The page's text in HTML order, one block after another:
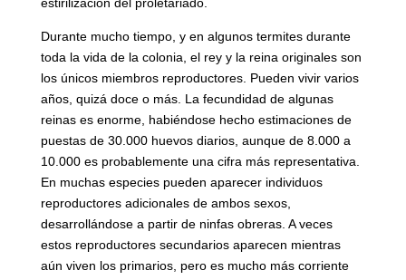
estirilización del proletariado.
Durante mucho tiempo, y en algunos termites durante
toda la vida de la colonia, el rey y la reina originales son
los únicos miembros reproductores. Pueden vivir varios
años, quizá doce o más. La fecundidad de algunas
reinas es enorme, habiéndose hecho estimaciones de
puestas de 30.000 huevos diarios, aunque de 8.000 a
10.000 es probablemente una cifra más representativa.
En muchas especies pueden aparecer individuos
reproductores adicionales de ambos sexos,
desarrollándose a partir de ninfas obreras. A veces
estos reproductores secundarios aparecen mientras
aún viven los primarios, pero es mucho más corriente